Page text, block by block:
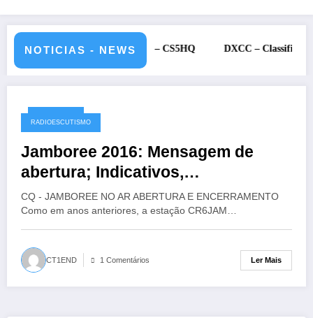
NOTICIAS - NEWS
e 12 de julho de 2026 – CS5HQ DXCC – Classificação estações
12/10/2016
RADIOESCUTISMO
Jamboree 2016: Mensagem de
abertura; Indicativos,
frequências…
CQ - JAMBOREE NO AR ABERTURA E ENCERRAMENTO
Como em anos anteriores, a estação CR6JAM…
CT1END 1 Comentários Ler Mais